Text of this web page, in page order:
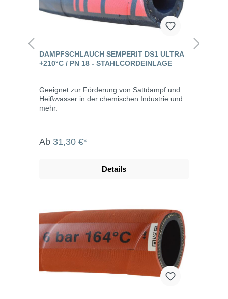
DAMPFSCHLAUCH SEMPERIT DS1 ULTRA
+210°C / PN 18 - STAHLCORDEINLAGE
Geeignet zur Förderung von Sattdampf und
Heißwasser in der chemischen Industrie und
mehr.
Ab 31,30 €*
Details